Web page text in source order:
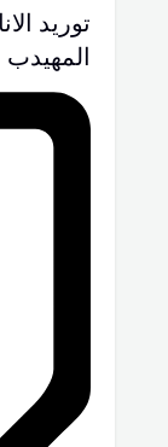
توريد
المهيدب